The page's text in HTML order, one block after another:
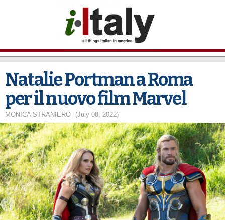
main
content
Natalie Portman a Roma
per il nuovo film Marvel
MONICA STRANIERO (July 08, 2022)